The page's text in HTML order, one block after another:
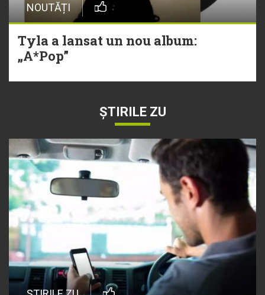
NOUTĂȚI
Tyla a lansat un nou album:
„A*Pop”
ȘTIRILE ZU